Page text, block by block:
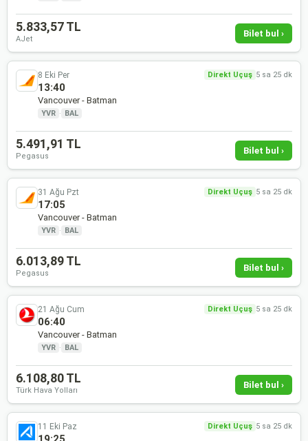
5.833,57 TL
AJet
Bilet bul ›
8 Eki Per Direkt Uçuş 5 sa 25 dk
13:40
Vancouver - Batman
YVR · BAL
5.491,91 TL
Pegasus
Bilet bul ›
31 Ağu Pzt Direkt Uçuş 5 sa 25 dk
17:05
Vancouver - Batman
YVR · BAL
6.013,89 TL
Pegasus
Bilet bul ›
21 Ağu Cum Direkt Uçuş 5 sa 25 dk
06:40
Vancouver - Batman
YVR · BAL
6.108,80 TL
Türk Hava Yolları
Bilet bul ›
11 Eki Paz Direkt Uçuş 5 sa 25 dk